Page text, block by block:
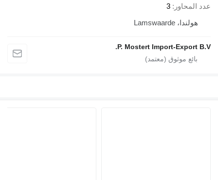
عدد المحاور
3
هولندا، Lamswaarde
P. Mostert Import-Export B.V.